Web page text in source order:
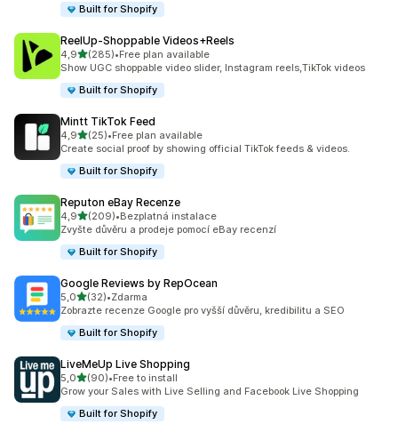
Built for Shopify
ReelUp‑Shoppable Videos+Reels
4,9z 5 hvězd
(285)
Celkový počet recenzí: 285
•Free plan available
Show UGC shoppable video slider, Instagram reels,TikTok videos
Built for Shopify
Mintt TikTok Feed
4,9z 5 hvězd
(25)
Celkový počet recenzí: 25
•Free plan available
Create social proof by showing official TikTok feeds & videos.
Built for Shopify
Reputon eBay Recenze
4,9z 5 hvězd
(209)
Celkový počet recenzí: 209
•Bezplatná instalace
Zvyšte důvěru a prodeje pomocí eBay recenzí
Built for Shopify
Google Reviews by RepOcean
5,0z 5 hvězd
(32)
Celkový počet recenzí: 32
•Zdarma
Zobrazte recenze Google pro vyšší důvěru, kredibilitu a SEO
Built for Shopify
LiveMeUp Live Shopping
5,0z 5 hvězd
(90)
Celkový počet recenzí: 90
•Free to install
Grow your Sales with Live Selling and Facebook Live Shopping
Built for Shopify